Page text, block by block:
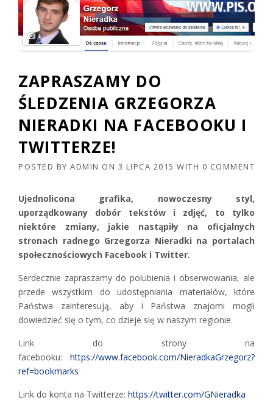
ZAPRASZAMY DO
ŚLEDZENIA GRZEGORZA
NIERADKI NA FACEBOOKU I
TWITTERZE!
POSTED BY ADMIN ON 3 LIPCA 2015 WITH 0 COMMENT
Ujednolicona grafika, nowoczesny styl,
uporządkowany dobór tekstów i zdjęć, to tylko
niektóre zmiany, jakie nastąpiły na oficjalnych
stronach radnego Grzegorza Nieradki na portalach
społecznościowych Facebook i Twitter.
Serdecznie zapraszamy do polubienia i obserwowania, ale
przede wszystkim do udostępniania materiałów, które
Państwa zainteresują, aby i Państwa znajomi mogli
dowiedzieć się o tym, co dzieje się w naszym regionie.
Link do strony na
facebooku: https://www.facebook.com/NieradkaGrzegorz?
ref=bookmarks
Link do konta na Twitterze: https://twitter.com/GNieradka